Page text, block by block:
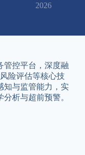
2026
管控平台，深度融
险评估等核心技
知与监管能力，实
析与超前预警。